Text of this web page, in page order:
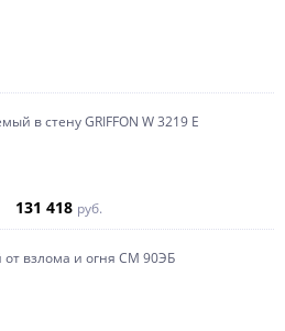
в стену GRIFFON W 3219 E
131 418 руб.
взлома и огня СМ 90ЭБ